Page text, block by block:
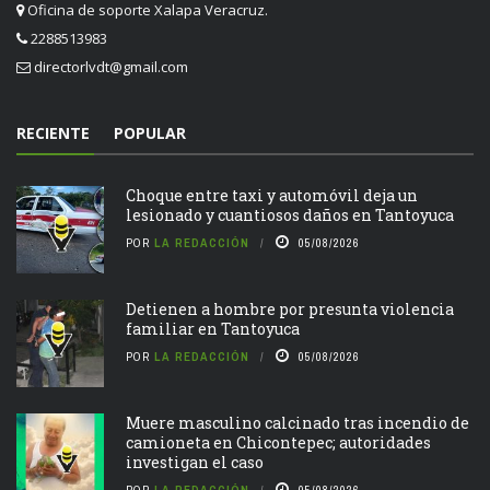
Oficina de soporte Xalapa Veracruz.
2288513983
directorlvdt@gmail.com
RECIENTE POPULAR
Choque entre taxi y automóvil deja un
lesionado y cuantiosos daños en Tantoyuca
POR LA REDACCIÓN 05/08/2026
Detienen a hombre por presunta violencia
familiar en Tantoyuca
POR LA REDACCIÓN 05/08/2026
Muere masculino calcinado tras incendio de
camioneta en Chicontepec; autoridades
investigan el caso